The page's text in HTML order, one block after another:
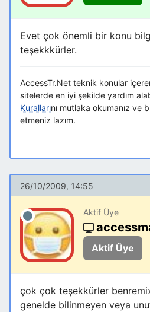
Evet çok önemli bir konu
teşekkkürler.
AccessTr.Net teknik konular
sitelerde en iyi şekilde yardım
Kurallarını mutlaka okumanız ve
etmeniz lazım.
26/10/2009, 14:55
Aktif Üye
Aktif Üye
çok çok teşekkürler
genelde bilinmeyen veya